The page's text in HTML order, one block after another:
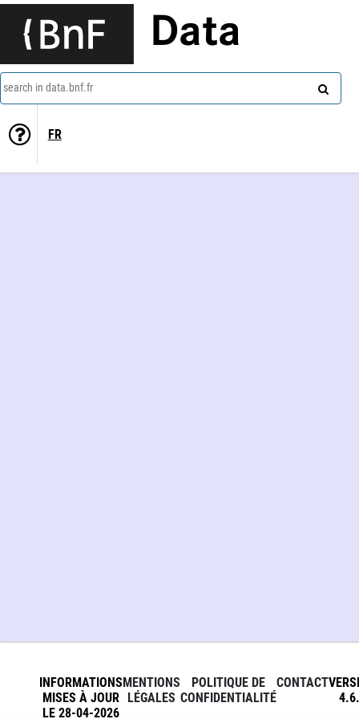
Data
search in data.bnf.fr
FR
INFORMATIONS
MISES À JOUR
LE 28-04-2026
MENTIONS
LÉGALES
POLITIQUE DE
CONFIDENTIALITÉ
CONTACT